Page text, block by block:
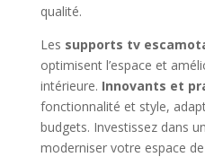
qualité.
Les supports tv
optimisent l’espace et
intérieure. Innovants et
fonctionnalité et style,
budgets. Investissez dans
moderniser votre espace de